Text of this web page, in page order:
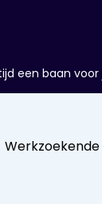
een baan voor
Werkzoekende